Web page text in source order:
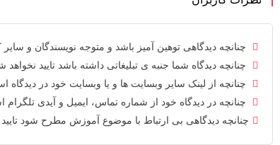
چنانچه دیدگاهی توهین آمیز باشد و متوجه نویسندگان و سایر
چنانچه دیدگاه شما جنبه ی تبلیغاتی داشته باشد تایید نخواهد
چنانچه از لینک سایر وبسایت ها و یا وبسایت خود در دیدگاه
چنانچه در دیدگاه خود از شماره تماس، ایمیل و آیدی تلگرام
چنانچه دیدگاهی بی ارتباط با موضوع آموزش مطرح شود تایید